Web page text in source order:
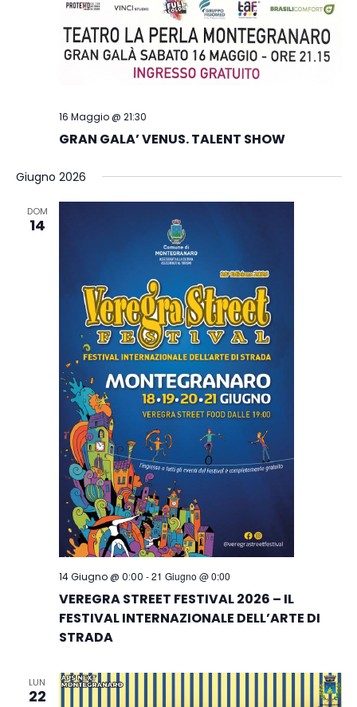
16 Maggio @ 21:30
GRAN GALA’ VENUS. TALENT SHOW
Giugno 2026
DOM
14
14 Giugno @ 0:00 -21 Giugno @ 0:00
VEREGRA STREET FESTIVAL 2026 – IL
FESTIVAL INTERNAZIONALE DELL’ARTE DI
STRADA
LUN
22